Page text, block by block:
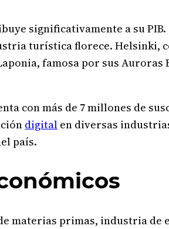
significativamente a su PIB.
turística florece. Helsinki,
famosa por sus Auroras
con más de 7 millones de
digital en diversas
país.
materias primas, industria de